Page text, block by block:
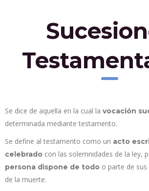
Se dice de aquella en la cual la vocación
determinada mediante testamento.
Se define al testamento como un acto
celebrado con las solemnidades de la ley,
persona dispone de todo o parte de sus
de la muerte.